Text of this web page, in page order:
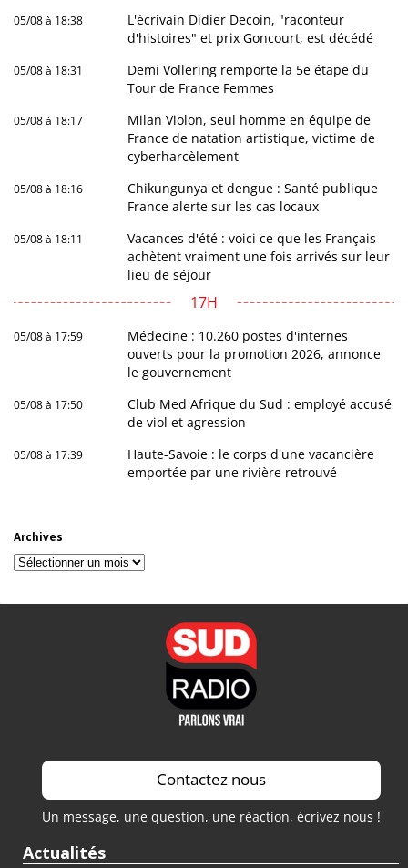
05/08 à 18:38
L'écrivain Didier Decoin, "raconteur
d'histoires" et prix Goncourt, est décédé
05/08 à 18:31
Demi Vollering remporte la 5e étape du
Tour de France Femmes
05/08 à 18:17
Milan Violon, seul homme en équipe de
France de natation artistique, victime de
cyberharcèlement
05/08 à 18:16
Chikungunya et dengue : Santé publique
France alerte sur les cas locaux
05/08 à 18:11
Vacances d'été : voici ce que les Français
achètent vraiment une fois arrivés sur leur
lieu de séjour
17H
05/08 à 17:59
Médecine : 10.260 postes d'internes
ouverts pour la promotion 2026, annonce
le gouvernement
05/08 à 17:50
Club Med Afrique du Sud : employé accusé
de viol et agression
05/08 à 17:39
Haute-Savoie : le corps d'une vacancière
emportée par une rivière retrouvé
Archives
Archives
Contactez nous
Un message, une question, une réaction, écrivez nous !
Actualités